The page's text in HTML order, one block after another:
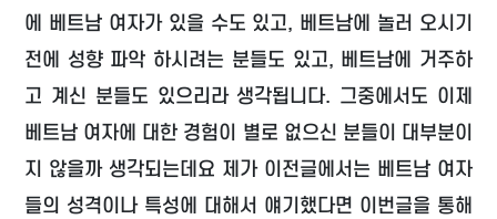
에 베트남 여자가 있을 수도 있고, 베트남에 놀러 오시기
전에 성향 파악 하시려는 분들도 있고, 베트남에 거주하
고 계신 분들도 있으리라 생각됩니다. 그중에서도 이제
베트남 여자에 대한 경험이 별로 없으신 분들이 대부분이
지 않을까 생각되는데요 제가 이전글에서는 베트남 여자
들의 성격이나 특성에 대해서 얘기했다면 이번글을 통해